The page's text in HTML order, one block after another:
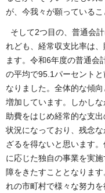
が、今我々が願っているこ
そして2つ目の、普通会
れども、経常収支比率は
ます。令和6年度の普通会
の平均で95.1パーセント
なりました。全体的な傾
増加しています。しかし
助費をはじめ経常的な支
状況になっており、残念
ざるを得ないと思います
に応じた独自の事業を実
障をきたすこととなりま
れの市町村で様々な努力